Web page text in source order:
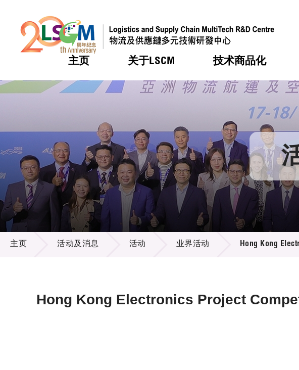
主页 关于LSCM
热门 机构简介
组织架构
组织架构
董事局
研究顾问
招标通告
技术商品化
热门 服务
可获授权之技术
应用于公共服务之创新技
重点项目
热门 合作计划
资助计划
资助计划
税务优惠
申请
评审
征求研发项目计划书
项目资料库
热门 活动
奖项
新闻中心
媒体报导
新闻稿
资讯中心
多媒体
出版刊物
热门 会籍及服务
会员列表
会员登入
活动及消息
主页 活动及消息 活动 业界活动 Hong Kong
Hong Kong Electronics Project